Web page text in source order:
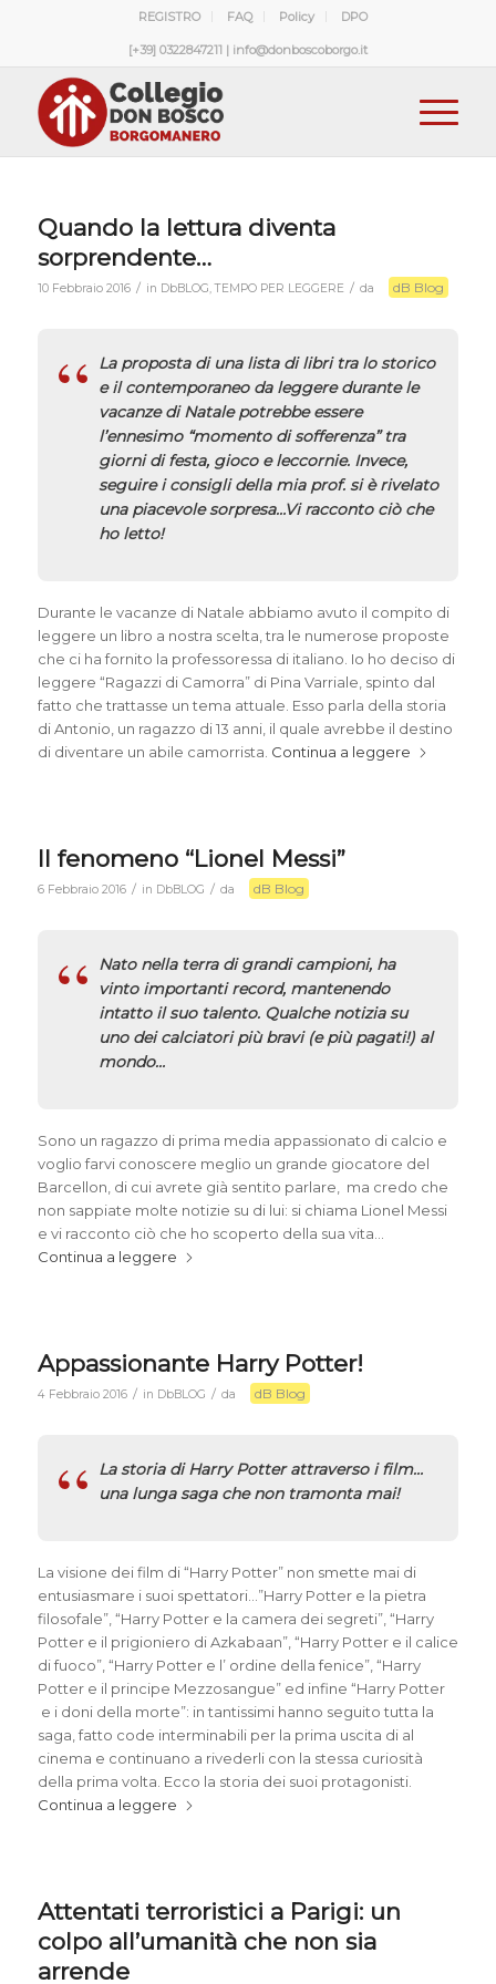
REGISTRO FAQ Policy DPO
[+39] 0322847211 | info@donboscoborgo.it
Quando la lettura diventa
sorprendente…
10 Febbraio 2016 / in DbBLOG,TEMPO PER LEGGERE / da dB Blog
La proposta di una lista di libri tra lo storico
e il contemporaneo da leggere durante le
vacanze di Natale potrebbe essere
l’ennesimo “momento di sofferenza” tra
giorni di festa, gioco e leccornie. Invece,
seguire i consigli della mia prof. si è rivelato
una piacevole sorpresa…Vi racconto ciò che
ho letto!
Durante le vacanze di Natale abbiamo avuto il compito di
leggere un libro a nostra scelta, tra le numerose proposte
che ci ha fornito la professoressa di italiano. Io ho deciso di
leggere “Ragazzi di Camorra” di Pina Varriale, spinto dal
fatto che trattasse un tema attuale. Esso parla della storia
di Antonio, un ragazzo di 13 anni, il quale avrebbe il destino
di diventare un abile camorrista. Continua a leggere
Il fenomeno “Lionel Messi”
6 Febbraio 2016 / in DbBLOG / da dB Blog
Nato nella terra di grandi campioni, ha
vinto importanti record, mantenendo
intatto il suo talento. Qualche notizia su
uno dei calciatori più bravi (e più pagati!) al
mondo…
Sono un ragazzo di prima media appassionato di calcio e
voglio farvi conoscere meglio un grande giocatore del
Barcellon, di cui avrete già sentito parlare, ma credo che
non sappiate molte notizie su di lui: si chiama Lionel Messi
e vi racconto ciò che ho scoperto della sua vita…
Continua a leggere
Appassionante Harry Potter!
4 Febbraio 2016 / in DbBLOG / da dB Blog
La storia di Harry Potter attraverso i film…
una lunga saga che non tramonta mai!
La visione dei film di “Harry Potter” non smette mai di
entusiasmare i suoi spettatori…”Harry Potter e la pietra
filosofale”, “Harry Potter e la camera dei segreti”, “Harry
Potter e il prigioniero di Azkabaan”, “Harry Potter e il calice
di fuoco”, “Harry Potter e l’ ordine della fenice”, “Harry
Potter e il principe Mezzosangue” ed infine “Harry Potter
e i doni della morte”: in tantissimi hanno seguito tutta la
saga, fatto code interminabili per la prima uscita di al
cinema e continuano a rivederli con la stessa curiosità
della prima volta. Ecco la storia dei suoi protagonisti.
Continua a leggere
Attentati terroristici a Parigi: un
colpo all’umanità che non sia
arrende